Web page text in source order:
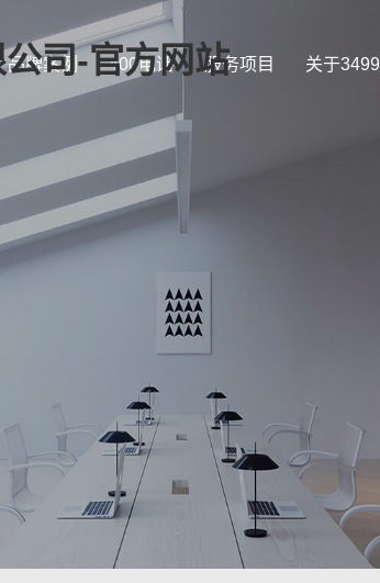
司-官方网站
品牌案例 400电话 服务项目 关于